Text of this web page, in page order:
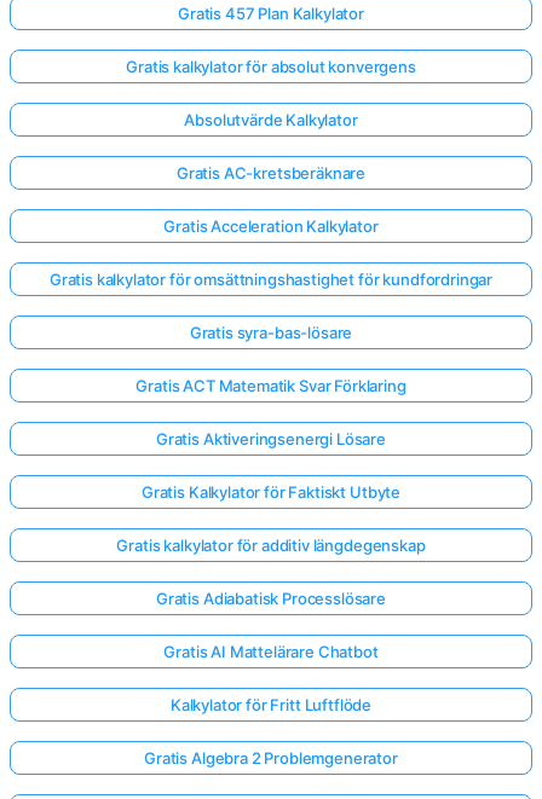
Gratis 457 Plan Kalkylator
Gratis kalkylator för absolut konvergens
Absolutvärde Kalkylator
Gratis AC-kretsberäknare
Gratis Acceleration Kalkylator
Gratis kalkylator för omsättningshastighet för kundfordringar
Gratis syra-bas-lösare
Gratis ACT Matematik Svar Förklaring
Gratis Aktiveringsenergi Lösare
Gratis Kalkylator för Faktiskt Utbyte
Gratis kalkylator för additiv längdegenskap
Gratis Adiabatisk Processlösare
Gratis AI Mattelärare Chatbot
Kalkylator för Fritt Luftflöde
Gratis Algebra 2 Problemgenerator